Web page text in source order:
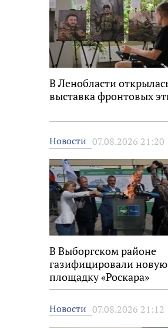
В Ленобласти
выставка фронтовых
Новости 07.08.2026 21:20
В Выборгском районе
газифицировали новую
площадку «Роскара»
Новости 07.08.2026 21:12